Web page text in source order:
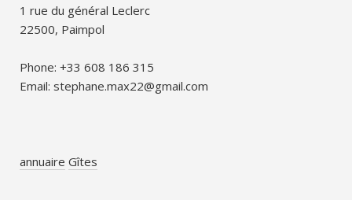
1 rue du général Leclerc
22500, Paimpol
Phone: +33 608 186 315
Email: stephane.max22@gmail.com
annuaire Gîtes